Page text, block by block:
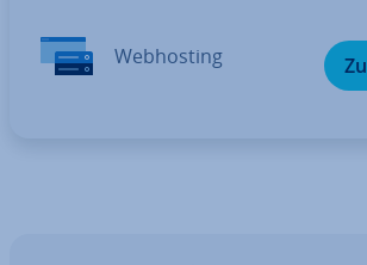
Web­hos­ting